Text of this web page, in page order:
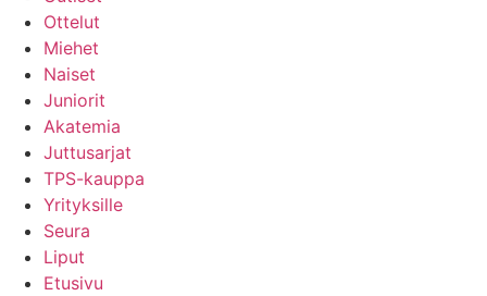
Ottelut
Miehet
Naiset
Juniorit
Akatemia
Juttusarjat
TPS-kauppa
Yrityksille
Seura
Liput
Etusivu